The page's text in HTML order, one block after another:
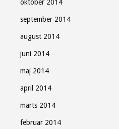
oktober 2014
september 2014
august 2014
juni 2014
maj 2014
april 2014
marts 2014
februar 2014